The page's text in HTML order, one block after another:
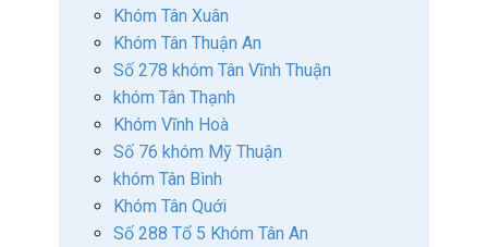
Khóm Tân Xuân
Khóm Tân Thuận An
Số 278 khóm Tân Vĩnh Thuận
khóm Tân Thạnh
Khóm Vĩnh Hoà
Số 76 khóm Mỹ Thuận
khóm Tân Bình
Khóm Tân Quới
Số 288 Tổ 5 Khóm Tân An